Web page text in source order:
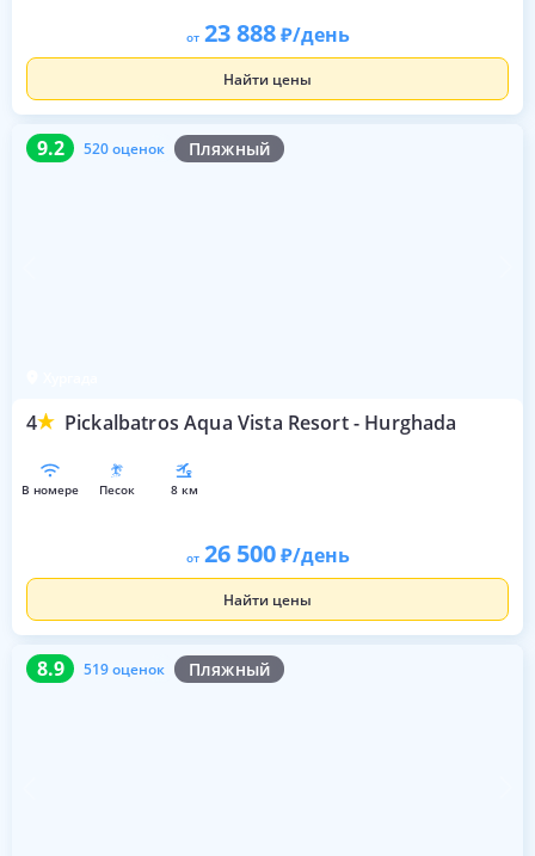
от 23 888 /день
Найти цены
9.2 520 оценок Пляжный
4 Pickalbatros Aqua Vista Resort - Hurghada
9.2 520 оценок
в номере песок 8 км
от 26 500 /день
Найти цены
8.9 519 оценок Пляжный
8.9 519 оценок